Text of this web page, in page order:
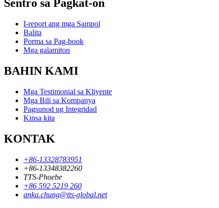
Sentro sa Pagkat-on
I-report ang mga Sampol
Balita
Porma sa Pag-book
Mga galamiton
BAHIN KAMI
Mga Testimonial sa Kliyente
Mga Bili sa Kompanya
Pagsunod ug Integridad
Kinsa kita
KONTAK
+86-13328783951
+86-13348382260
TTS-Phoebe
+86 592 5219 260
anka.chung@tts-global.net